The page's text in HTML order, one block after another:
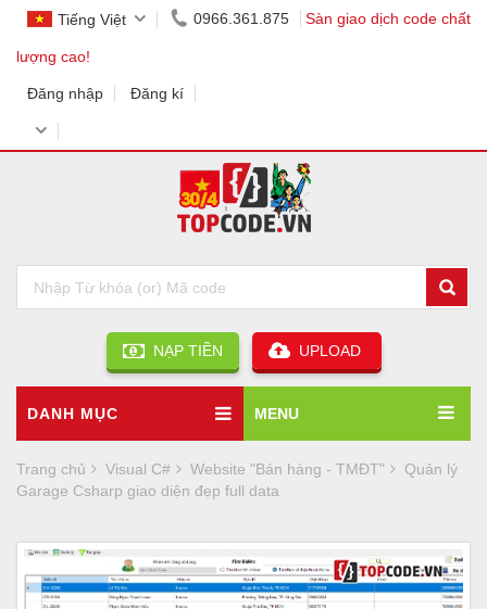
Tiếng Việt 0966.361.875 Sàn giao dịch code chất
lượng cao!
Đăng nhập Đăng kí
NẠP TIỀN UPLOAD
DANH MỤC MENU
Trang chủ Visual C# Website "Bán hàng - TMĐT"
Quản lý
Garage Csharp giao diện đẹp full data